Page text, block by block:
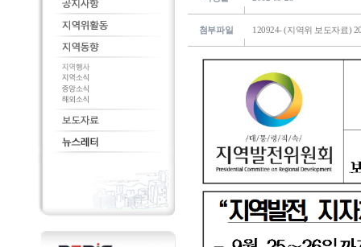
첨부파일 120924- (지역위 보도자료)